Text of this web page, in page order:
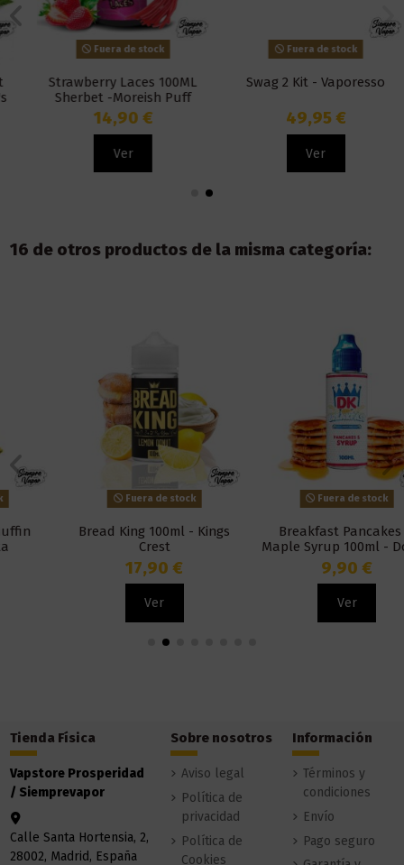
Fuera de stock
Strawberry Laces 100ML
Sherbet -Moreish Puff
14,90 €
Ver
Fuera de stock
Swag 2 Kit - Vaporesso
49,95 €
Ver
16 de otros productos de la misma categoría:
Fuera de stock
Bread King 100ml - Kings
17,90 €
Fuera de stock
Breakfast Pancakes &
Maple Syrup 100ml - Donut
9,90 €
Tienda Física
Vapstore Prosperidad
/ Siemprevapor
Calle Santa Hortensia, 2,
28002, Madrid, España
Sobre nosotros
Aviso legal
Política de
privacidad
Política de
Cookies
Información
Términos y
condiciones
Envío
Pago seguro